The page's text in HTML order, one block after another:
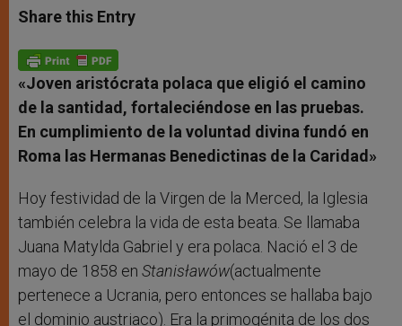
t
s
p
p
s
e
g
e
r
e
b
o
k
Share this Entry
«Joven aristócrata polaca que eligió el camino
de la santidad, fortaleciéndose en las pruebas.
En cumplimiento de la voluntad divina fundó en
Roma las Hermanas Benedictinas de la Caridad »
Hoy festividad de la Virgen de la Merced, la Iglesia
también celebra la vida de esta beata. Se llamaba
Juana Matylda Gabriel y era polaca. Nació el 3 de
mayo de 1858 en Stanisławów(actualmente
pertenece a Ucrania, pero entonces se hallaba bajo
el dominio austriaco). Era la primogénita de los dos